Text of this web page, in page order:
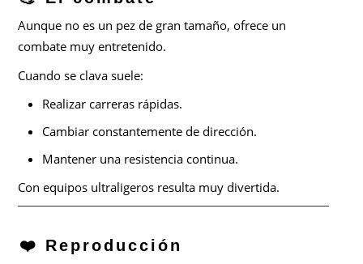
Aunque no es un pez de gran tamaño, ofrece un
combate muy entretenido.
Cuando se clava suele:
Realizar carreras rápidas.
Cambiar constantemente de dirección.
Mantener una resistencia continua.
Con equipos ultraligeros resulta muy divertida.
❤️ Reproducción